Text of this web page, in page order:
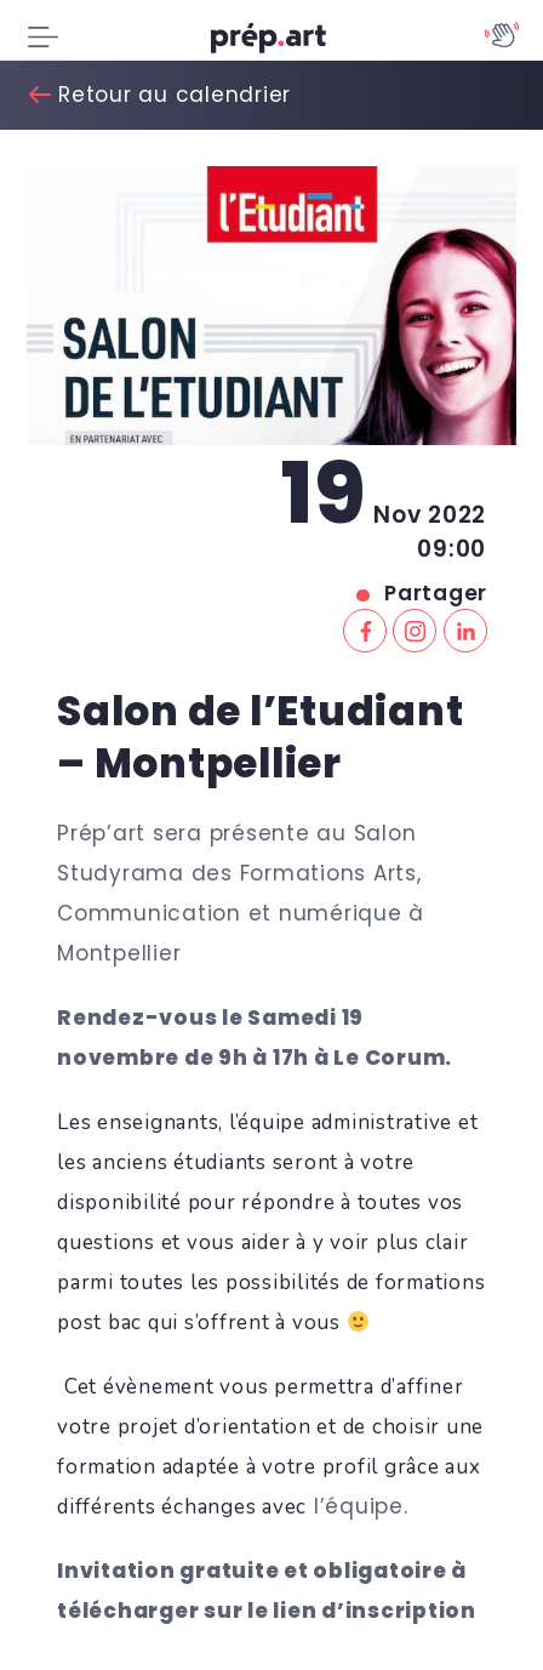
Retour au calendrier
19 Nov 2022
09:00
Partager
Salon de l’Etudiant
– Montpellier
Prép’art sera présente au Salon
Studyrama des Formations Arts,
Communication et numérique à
Montpellier
Rendez-vous le Samedi 19
novembre de 9h à 17h à Le Corum.
Les enseignants, l’équipe administrative et
les anciens étudiants seront à votre
disponibilité pour répondre à toutes vos
questions et vous aider à y voir plus clair
parmi toutes les possibilités de formations
post bac qui s’offrent à vous
Cet évènement vous permettra d’affiner
votre projet d’orientation et de choisir une
formation adaptée à votre profil grâce aux
différents échanges avec l’équipe.
Invitation gratuite et obligatoire à
télécharger sur le lien d’inscription